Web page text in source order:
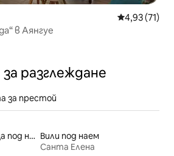
Средна
4,93 (71)
в Аянгуе
разглеждане
за престой
Ваканционни жилища под наем Вили под наем
Санта Елена